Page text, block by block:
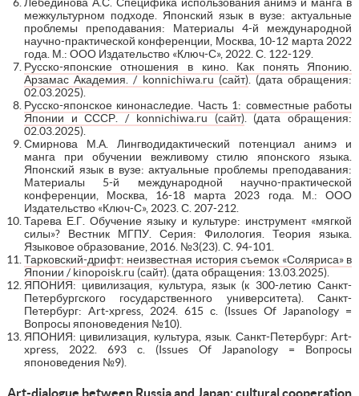
межкультурном подходе. Японский язык в вузе: актуальные
проблемы преподавания: Материалы 4-й международной
научно-практической конференции, Москва, 10-12 марта 2022
года. М.: ООО Издательство «Ключ-С», 2022. С. 122-129.
Русско-японские отношения в кино. Как понять Японию.
Арзамас Академия. / konnichiwa.ru (сайт). (дата обращения:
02.03.2025).
Русско-японское кинонаследие. Часть 1: совместные работы
Японии и СССР. / konnichiwa.ru (сайт). (дата обращения:
02.03.2025).
Смирнова М.А. Лингводидактический потенциал анимэ и
манга при обучении вежливому стилю японского языка.
Японский язык в вузе: актуальные проблемы преподавания:
Материалы 5-й международной научно-практической
конференции, Москва, 16-18 марта 2023 года. М.: ООО
Издательство «Ключ-С», 2023. С. 207-212.
Тарева Е.Г. Обучение языку и культуре: инструмент «мягкой
силы»? Вестник МГПУ. Серия: Филология. Теория языка.
Языковое образование, 2016. №3(23). С. 94-101.
Тарковский-дрифт: неизвестная история съемок «Соляриса» в
Японии / kinopoisk.ru (сайт). (дата обращения: 13.03.2025).
ЯПОНИЯ: цивилизация, культура, язык (к 300-летию Санкт-
Петербургского государственного университета). Санкт-
Петербург: Art-xpress, 2024. 615 с. (Issues Of Japanology =
Вопросы японоведения №10).
ЯПОНИЯ: цивилизация, культура, язык. Санкт-Петербург: Art-
xpress, 2022. 693 с. (Issues Of Japanology = Вопросы
японоведения №9).
Art-dialogue between Russia and Japan: cultural cooperation